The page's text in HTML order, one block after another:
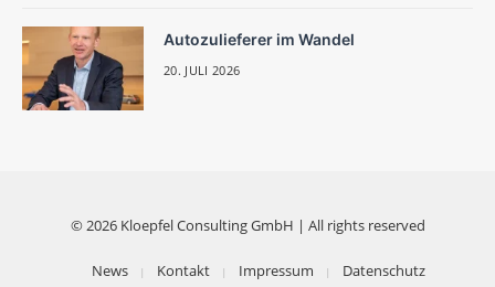
Autozulieferer im Wandel
20. JULI 2026
© 2026 Kloepfel Consulting GmbH | All rights reserved
News Kontakt Impressum Datenschutz